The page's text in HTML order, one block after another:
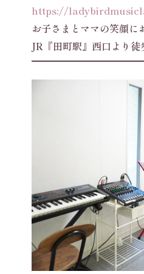
https://
お子さまとママの笑顔に
JR『田町駅』西口より